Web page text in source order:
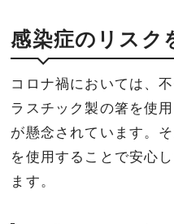
感染症のリスク
コロナ禍においては、
ラスチック製の箸を使
が懸念されています。
を使用することで安心
ます。